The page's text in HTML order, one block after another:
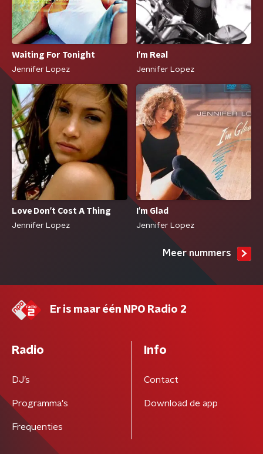
Waiting For Tonight
Jennifer Lopez
I'm Real
Jennifer Lopez
Love Don't Cost A Thing
Jennifer Lopez
I'm Glad
Jennifer Lopez
Meer nummers
Er is maar één NPO Radio 2
Radio
DJ’s
Programma's
Frequenties
Info
Contact
Download de app